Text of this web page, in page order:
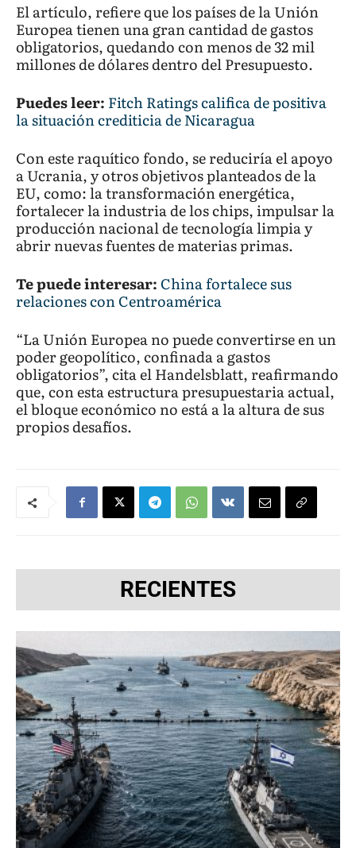
El artículo, refiere que los países de la Unión
Europea tienen una gran cantidad de gastos
obligatorios, quedando con menos de 32 mil
millones de dólares dentro del Presupuesto.
Puedes leer: Fitch Ratings califica de positiva
la situación crediticia de Nicaragua
Con este raquítico fondo, se reduciría el apoyo
a Ucrania, y otros objetivos planteados de la
EU, como: la transformación energética,
fortalecer la industria de los chips, impulsar la
producción nacional de tecnología limpia y
abrir nuevas fuentes de materias primas.
Te puede interesar: China fortalece sus
relaciones con Centroamérica
“La Unión Europea no puede convertirse en un
poder geopolítico, confinada a gastos
obligatorios”, cita el Handelsblatt, reafirmando
que, con esta estructura presupuestaria actual,
el bloque económico no está a la altura de sus
propios desafíos.
RECIENTES